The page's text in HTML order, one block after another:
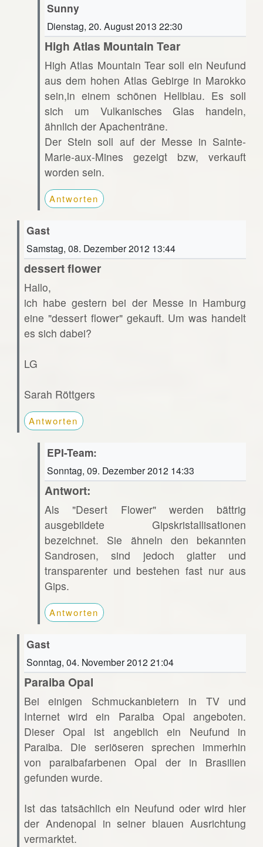
Sunny
Dienstag, 20. August 2013 22:30
High Atlas Mountain Tear
High Atlas Mountain Tear soll ein Neufund
aus dem hohen Atlas Gebirge in Marokko
sein,in einem schönen Hellblau. Es soll
sich um Vulkanisches Glas handeln,
ähnlich der Apachenträne.
Der Stein soll auf der Messe in Sainte-
Marie-aux-Mines gezeigt bzw, verkauft
worden sein.
Antworten
Gast
Samstag, 08. Dezember 2012 13:44
dessert flower
Hallo,
ich habe gestern bei der Messe in Hamburg
eine "dessert flower" gekauft. Um was handelt
es sich dabei?
LG
Sarah Röttgers
Antworten
EPI-Team:
Sonntag, 09. Dezember 2012 14:33
Antwort:
Als "Desert Flower" werden bättrig
ausgebildete Gipskristallisationen
bezeichnet. Sie ähneln den bekannten
Sandrosen, sind jedoch glatter und
transparenter und bestehen fast nur aus
Gips.
Antworten
Gast
Sonntag, 04. November 2012 21:04
Paraiba Opal
Bei einigen Schmuckanbietern in TV und
Internet wird ein Paraiba Opal angeboten.
Dieser Opal ist angeblich ein Neufund in
Paraiba. Die seriöseren sprechen immerhin
von paraibafarbenen Opal der in Brasilien
gefunden wurde.
Ist das tatsächlich ein Neufund oder wird hier
der Andenopal in seiner blauen Ausrichtung
vermarktet.